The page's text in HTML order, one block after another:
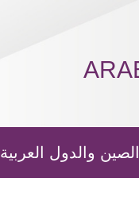
الصين والدول العربية